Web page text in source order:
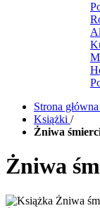
Strona główna
Książki /
Żniwa
Żniwa